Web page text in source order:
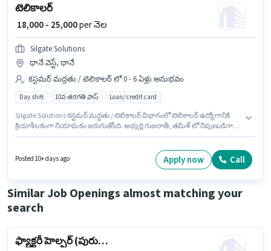
టెలికాలర్
₹ 18,000 - 25,000per నెల
Silgate Solutions
థానే వెస్ట్, థానే
కస్టమర్ మద్దతు / టెలికాలర్ లో 0 - 6 ఏళ్లు అనుభవం
Day shift 10వ తరగతి పాస్ Loan/ credit card
Silgate Solutions కస్టమర్ మద్దతు / టెలికాలర్ విభాగంలో టెలికాలర్ ఉద్యోగానికి
క్రియాశీలకంగా నియామకం జరుగుతోంది. అభ్యర్థి గుజరాతీ, తమిళ్ లో నిపుణుడిగా
సర్టిఫికెట్ కలిగి ఉండాలి. ఈ ఉద్యోగం Full Time ప్రాతిపదికపై, DAY shift మరియు
Posted 10+ days ago Apply now Call
Similar Job Openings almost matching your
search
ఫ్యాక్టరీ హెల్పర్ (పురుషుడు)